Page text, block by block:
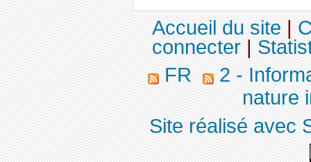
Accueil du site|
connecter|
FR
2 -
nature
Site réalisé avec